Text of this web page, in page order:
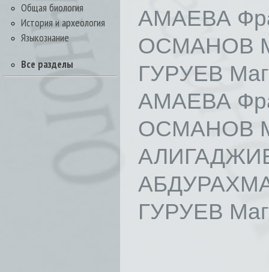
Общая биология
История и археология
Языкознание
Все разделы
АМАЕВА
ОСМАНОВ
ГУРУЕВ
АМАЕВА
ОСМАНОВ
ГУРУЕВ